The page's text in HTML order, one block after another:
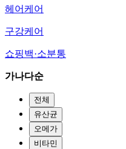
헤어케어
구강케어
쇼핑백·소분통
가나다순
전체
유산균
오메가
비타민